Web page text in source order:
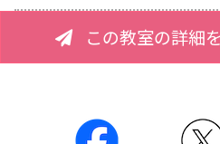
この教室の詳細